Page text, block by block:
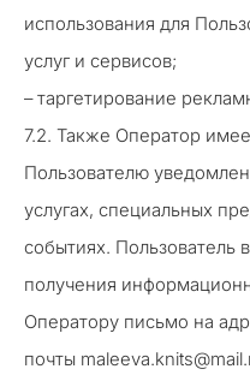
использования для
услуг и сервисов;
– таргетирование
7.2. Также Оператор
Пользователю
услугах, специальных
событиях. Пользователь
получения
Оператору письмо на
почты